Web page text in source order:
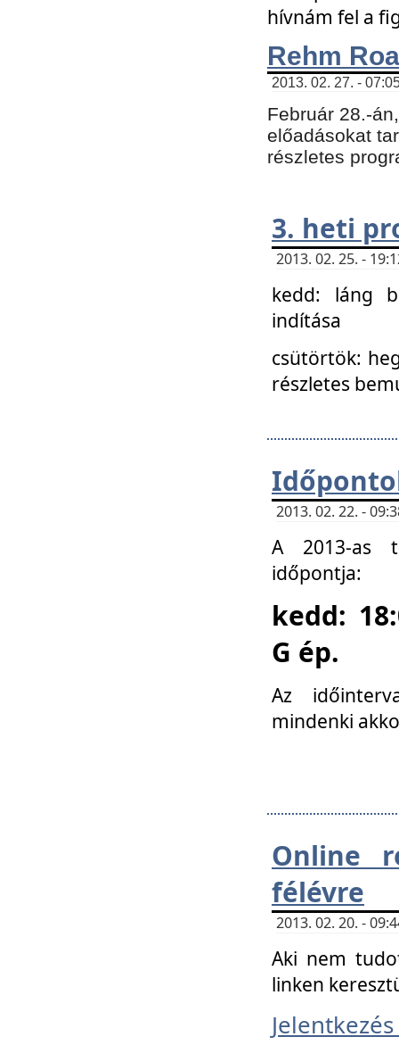
hívnám fel a
Rehm
2013. 02. 27. -
Február 28.-
előadásokat
részletes
3. heti
2013. 02. 25. -
kedd: láng
indítása
csütörtök:
részletes
2013. 02. 22. -
A 2013-as
időpontja:
kedd:
G ép.
Az
mindenki
Online
félévre
2013. 02. 20. -
Aki nem
linken
Jelentkezés